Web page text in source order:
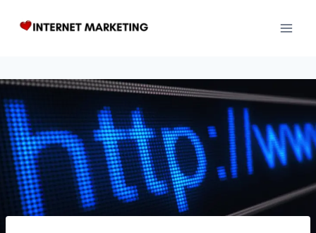
Inhalt